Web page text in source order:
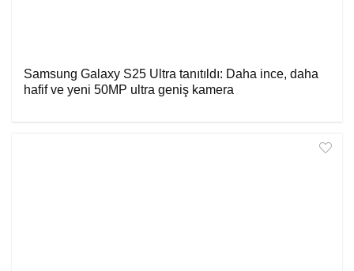
Samsung Galaxy S25 Ultra tanıtıldı: Daha ince, daha
hafif ve yeni 50MP ultra geniş kamera